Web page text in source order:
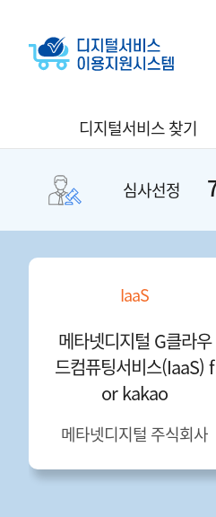
디지털서비스 찾기
심사선정
IaaS
메타넷디지털 G클라우
드컴퓨팅서비스(IaaS) f
or kakao
메타넷디지털 주식회사